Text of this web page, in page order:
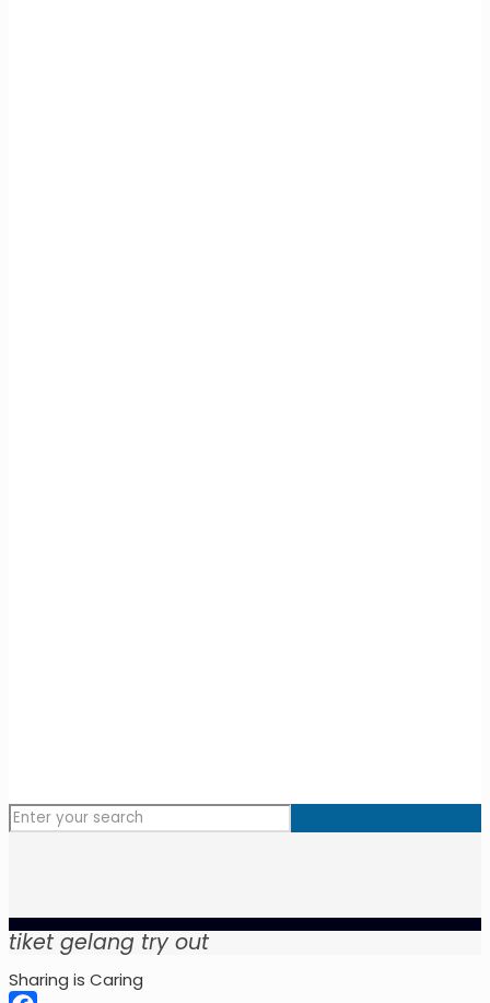
tiket gelang try out
Sharing is Caring